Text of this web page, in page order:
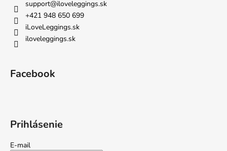
support@iloveleggings.sk
+421 948 650 699
iLoveLeggings.sk
iloveleggings.sk
Facebook
Prihlásenie
E-mail